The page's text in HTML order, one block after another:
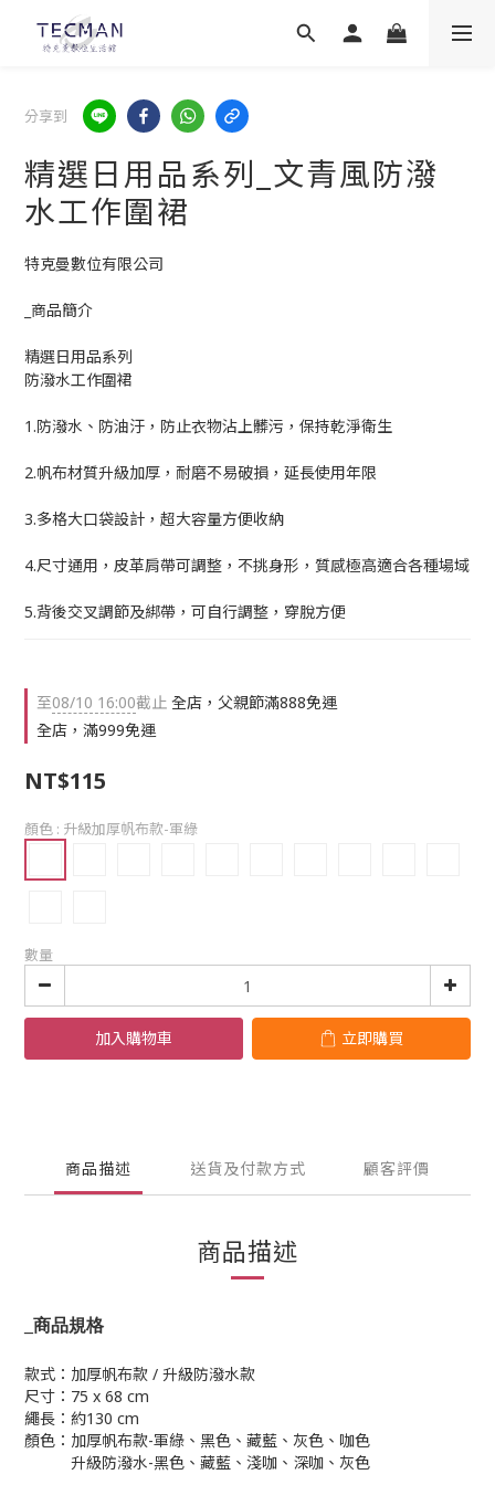
分享到
精選日用品系列_文青風防潑
水工作圍裙
特克曼數位有限公司
_商品簡介
精選日用品系列
防潑水工作圍裙
1.防潑水、防油汙，防止衣物沾上髒污，保持乾淨衛生
2.帆布材質升級加厚，耐磨不易破損，延長使用年限
3.多格大口袋設計，超大容量方便收納
4.尺寸通用，皮革肩帶可調整，不挑身形，質感極高適合各種場域
5.背後交叉調節及綁帶，可自行調整，穿脫方便
至08/10 16:00截止 全店，父親節滿888免運
全店，滿999免運
NT$115
顏色 : 升級加厚帆布款-軍綠
數量
加入購物車 立即購買
商品描述 送貨及付款方式 顧客評價
商品描述
商品規格
款式：加厚帆布款 / 升級防潑水款
尺寸：75 x 68 cm
繩長：約130 cm
顏色：加厚帆布款-軍綠、黑色、藏藍、灰色、咖色
升級防潑水-黑色、藏藍、淺咖、深咖、灰色